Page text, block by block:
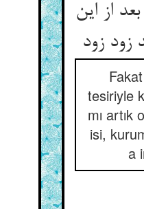
از این
زود زود
tesiriyle
mı artık
isi,
a